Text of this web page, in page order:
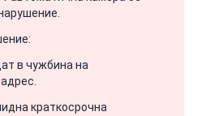
в чужбина на
краткосрочна